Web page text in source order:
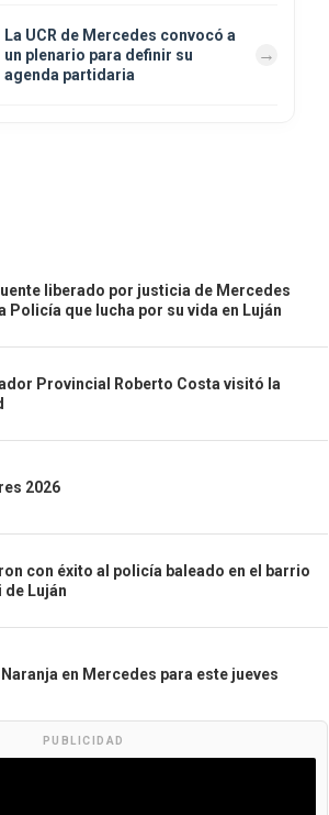
La UCR de Mercedes convocó a
un plenario para definir su
agenda partidaria
liberado por justicia de Mercedes
Policía que lucha por su vida en Luján
Provincial Roberto Costa visitó la
2026
con éxito al policía baleado en el barrio
de Luján
en Mercedes para este jueves
PUBLICIDAD